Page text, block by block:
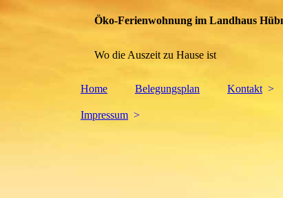
Öko-Ferienwohnung im Landhaus
Wo die Auszeit zu Hause ist
Home Belegungsplan Kontakt
Impressum